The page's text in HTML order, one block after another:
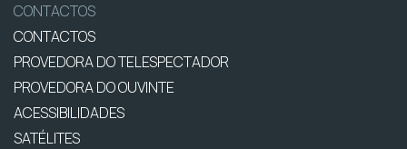
CONTACTOS
CONTACTOS
PROVEDORA DO TELESPECTADOR
PROVEDORA DO OUVINTE
ACESSIBILIDADES
SATÉLITES